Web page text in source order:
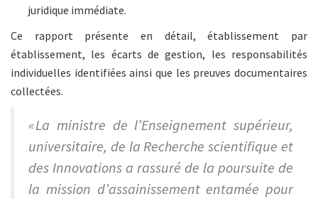
juridique immédiate.
Ce rapport présente en détail, établissement par
établissement, les écarts de gestion, les responsabilités
individuelles identifiées ainsi que les preuves documentaires
collectées.
« La ministre de l’Enseignement supérieur,
universitaire, de la Recherche scientifique et
des Innovations a rassuré de la poursuite de
la mission d’assainissement entamée pour